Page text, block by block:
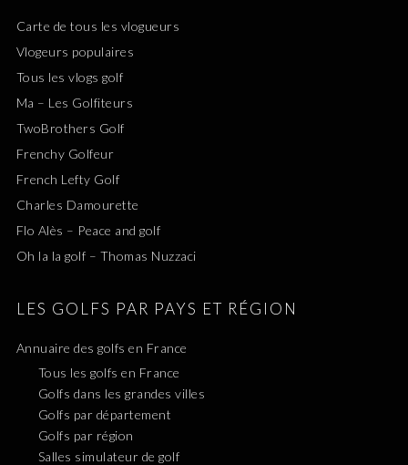
Carte de tous les vlogueurs
Vlogeurs populaires
Tous les vlogs golf
Ma – Les Golfiteurs
TwoBrothers Golf
Frenchy Golfeur
French Lefty Golf
Charles Damourette
Flo Alès – Peace and golf
Oh la la golf – Thomas Nuzzaci
LES GOLFS PAR PAYS ET RÉGION
Annuaire des golfs en France
Tous les golfs en France
Golfs dans les grandes villes
Golfs par département
Golfs par région
Salles simulateur de golf